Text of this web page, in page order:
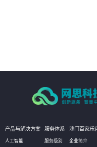
产品与解决方案
人工智能
服务体系
服务级别
澳门百家乐
企业简介